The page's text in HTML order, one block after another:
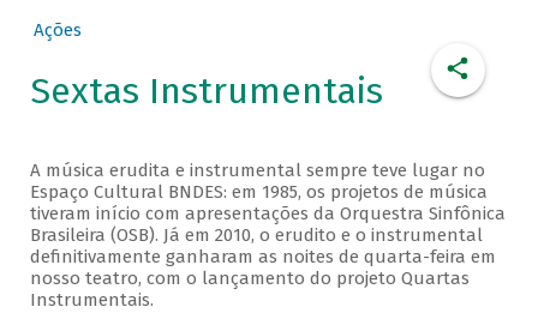
Ações
Sextas Instrumentais
A música erudita e instrumental sempre teve lugar no
Espaço Cultural BNDES: em 1985, os projetos de música
tiveram início com apresentações da Orquestra Sinfônica
Brasileira (OSB). Já em 2010, o erudito e o instrumental
definitivamente ganharam as noites de quarta-feira em
nosso teatro, com o lançamento do projeto Quartas
Instrumentais.